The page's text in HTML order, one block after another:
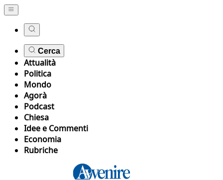
Cerca
Attualità
Politica
Mondo
Agorà
Podcast
Chiesa
Idee e Commenti
Economia
Rubriche